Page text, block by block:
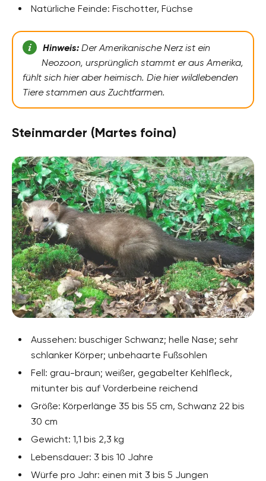
Natürliche Feinde: Fischotter, Füchse
Hinweis:Der Amerikanische Nerz ist ein
Neozoon, ursprünglich stammt er aus Amerika,
fühlt sich hier aber heimisch. Die hier wildlebenden
Tiere stammen aus Zuchtfarmen.
Steinmarder (Martes foina)
Aussehen: buschiger Schwanz; helle Nase; sehr
schlanker Körper; unbehaarte Fußsohlen
Fell: grau-braun; weißer, gegabelter Kehlfleck,
mitunter bis auf Vorderbeine reichend
Größe: Körperlänge 35 bis 55 cm, Schwanz 22 bis
30 cm
Gewicht: 1,1 bis 2,3 kg
Lebensdauer: 3 bis 10 Jahre
Würfe pro Jahr: einen mit 3 bis 5 Jungen